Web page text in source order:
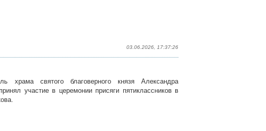
03.06.2026, 17:37:26
храма святого благоверного князя Александра
участие в церемонии присяги пятиклассников в